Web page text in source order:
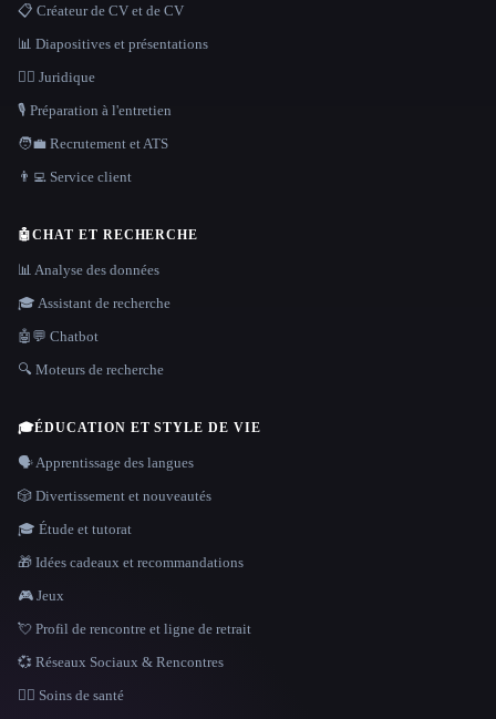
📋 Créateur de CV et de CV
📊 Diapositives et présentations
👩‍⚖️ Juridique
🎙️ Préparation à l'entretien
🧑‍💼 Recrutement et ATS
👨‍💻 Service client
🤖CHAT ET RECHERCHE
📊 Analyse des données
🎓 Assistant de recherche
🤖💬 Chatbot
🔍 Moteurs de recherche
🎓ÉDUCATION ET STYLE DE VIE
🗣️ Apprentissage des langues
🎲 Divertissement et nouveautés
🎓 Étude et tutorat
🎁 Idées cadeaux et recommandations
🎮 Jeux
💘 Profil de rencontre et ligne de retrait
💞 Réseaux Sociaux & Rencontres
👩‍⚕️ Soins de santé